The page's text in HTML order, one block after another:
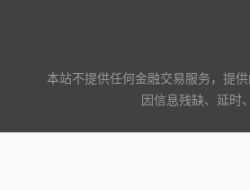
本站不提供任何金融交易服务，提
因信息残缺、延时